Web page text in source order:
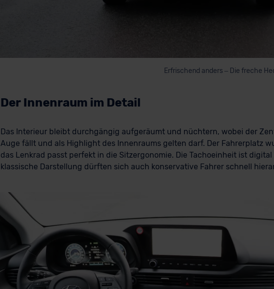
Erfrischend anders – Die freche
Der Innenraum im Detail
Das Interieur bleibt durchgängig aufgeräumt und nüchtern, wobei der
Auge fällt und als Highlight des Innenraums gelten darf. Der Fahrerplatz
das Lenkrad passt perfekt in die Sitzergonomie. Die Tachoeinheit ist
klassische Darstellung dürften sich auch konservative Fahrer schnell